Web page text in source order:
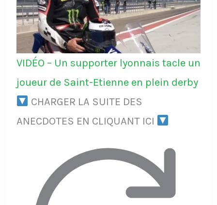
VIDÉO – Un supporter lyonnais tacle un
joueur de Saint-Etienne en plein derby
CHARGER LA SUITE DES
ANECDOTES EN CLIQUANT ICI